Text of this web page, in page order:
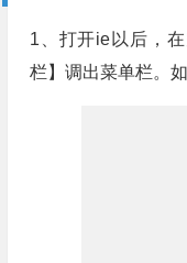
1、打开ie以后，
栏】调出菜单栏。